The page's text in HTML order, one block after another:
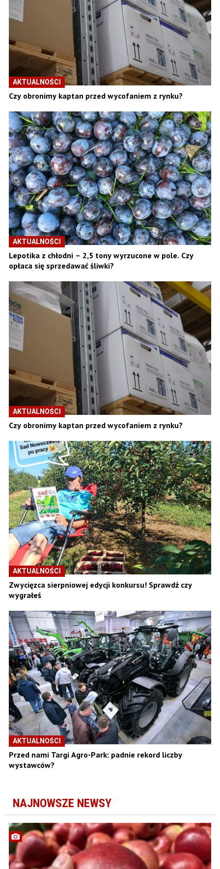
AKTUALNOŚCI
Czy obronimy kaptan przed wycofaniem z rynku?
AKTUALNOŚCI
Lepotika z chłodni – 2,5 tony wyrzucone w pole. Czy
opłaca się sprzedawać śliwki?
AKTUALNOŚCI
Czy obronimy kaptan przed wycofaniem z rynku?
AKTUALNOŚCI
Zwycięzca sierpniowej edycji konkursu! Sprawdź czy
wygrałeś
AKTUALNOŚCI
Przed nami Targi Agro-Park: padnie rekord liczby
wystawców?
NAJNOWSZE NEWSY